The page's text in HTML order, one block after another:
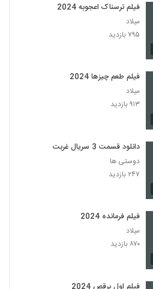
فیلم ترسناک اعجوبه 2024
میلاد
۷۹۵ بازدید
فیلم طعم چیزها 2024
میلاد
۹۱۳ بازدید
دانلود قسمت 3 سریال غربت
دوستی ها
۲۴۷ بازدید
فیلم فرمانده 2024
میلاد
۸۷۰ بازدید